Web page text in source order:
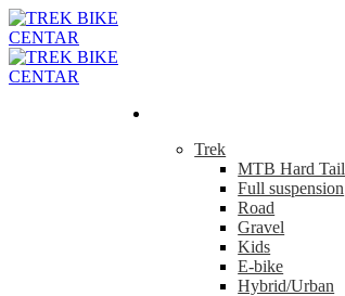
Trek
MTB Hard Tail
Full suspension
Road
Gravel
Kids
E-bike
Hybrid/Urban